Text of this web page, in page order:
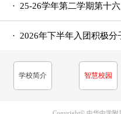
在我校举行
· 25-26学年第二学期第十
· 2026年下半年入团积极分
学校简介 智慧校园
Copyright© 中华中学附